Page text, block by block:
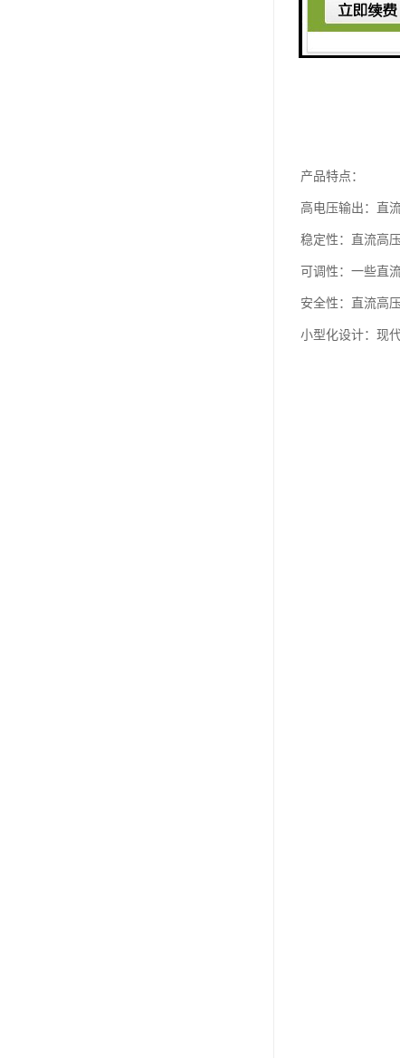
产品特点：
高电压输出：直
稳定性：直流高
可调性：一些直
安全性：直流高
小型化设计：现